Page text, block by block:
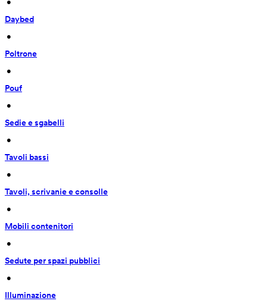
•
Daybed
•
Poltrone
•
Pouf
•
Sedie e sgabelli
•
Tavoli bassi
•
Tavoli, scrivanie e consolle
•
Mobili contenitori
•
Sedute per spazi pubblici
•
Illuminazione